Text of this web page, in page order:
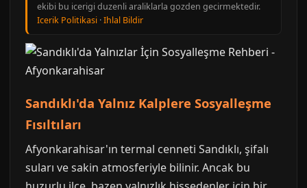
ekibi bu icerigi duzenli araliklarla gozden gecirmektedir.
Icerik Politikasi ·Ihlal Bildir
Sandıklı'da Yalnız Kalplere Sosyalleşme
Fısıltıları
Afyonkarahisar'ın termal cenneti Sandıklı, şifalı
suları ve sakin atmosferiyle bilinir. Ancak bu